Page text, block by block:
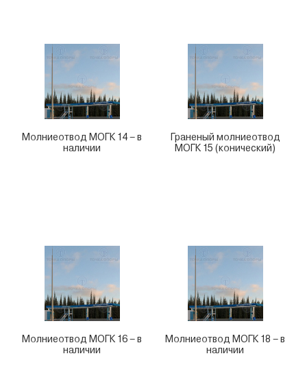
Молниеотвод МОГК 14 – в
наличии
Граненый молниеотвод
МОГК 15 (конический)
Молниеотвод МОГК 16 – в
наличии
Молниеотвод МОГК 18 – в
наличии